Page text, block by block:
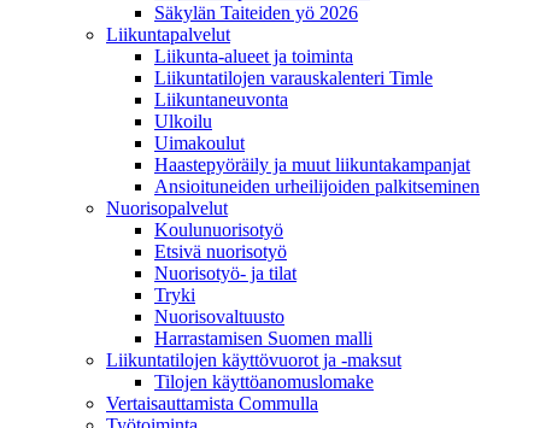
Säkylän Taiteiden yö 2026
Liikuntapalvelut
Liikunta-alueet ja toiminta
Liikuntatilojen varauskalenteri Timle
Liikuntaneuvonta
Ulkoilu
Uimakoulut
Haastepyöräily ja muut liikuntakampanjat
Ansioituneiden urheilijoiden palkitseminen
Nuorisopalvelut
Koulunuorisotyö
Etsivä nuorisotyö
Nuorisotyö- ja tilat
Tryki
Nuorisovaltuusto
Harrastamisen Suomen malli
Liikuntatilojen käyttövuorot ja -maksut
Tilojen käyttöanomuslomake
Vertaisauttamista Commulla